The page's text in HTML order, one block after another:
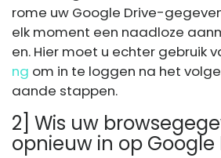
rome uw Google Drive-
elk moment een naadloze
en. Hier moet u echter gebruik
ng om in te loggen na het
aande stappen.
2] Wis uw
opnieuw in op Google